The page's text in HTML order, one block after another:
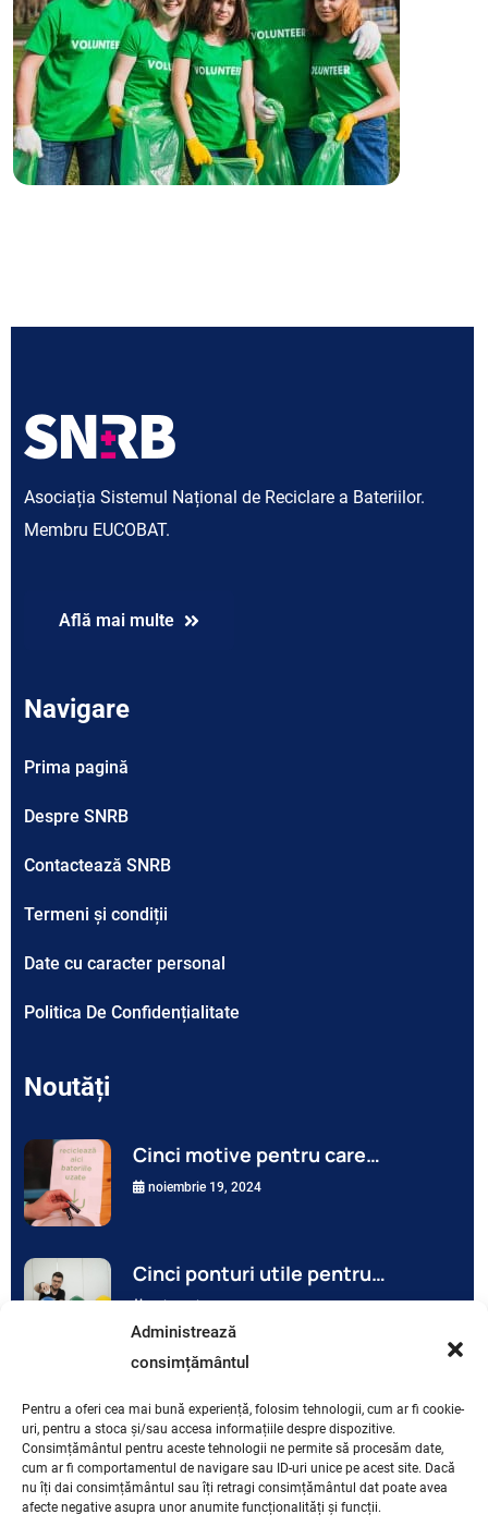
Administrează
consimțământul
Pentru a oferi cea mai bună experiență, folosim tehnologii, cum ar fi cookie-
uri, pentru a stoca și/sau accesa informațiile despre dispozitive.
Consimțământul pentru aceste tehnologii ne permite să procesăm date,
cum ar fi comportamentul de navigare sau ID-uri unice pe acest site. Dacă
nu îți dai consimțământul sau îți retragi consimțământul dat poate avea
afecte negative asupra unor anumite funcționalități și funcții.
Asociația Sistemul Național de Reciclare a Bateriilor.
Membru EUCOBAT.
Află mai multe
Navigare
Prima pagină
Despre SNRB
Contactează SNRB
Termeni și condiții
Date cu caracter personal
Politica De Confidențialitate
Noutăți
Cinci motive pentru care…
noiembrie 19, 2024
Cinci ponturi utile pentru…
Contactează-ne
București | Str. Sfântul Petru Tei, 53 | 031.821.3333 |
office@snrb.org